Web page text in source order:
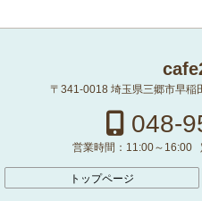
〒341-0018 埼玉県三郷市早稲
048-
営業時間： 11:00～16:00
トップページ